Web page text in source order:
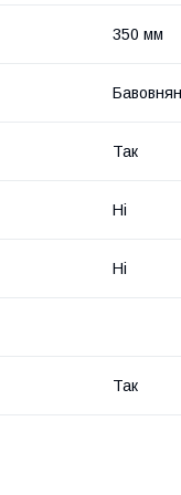
350 мм
Так
Ні
Ні
Так